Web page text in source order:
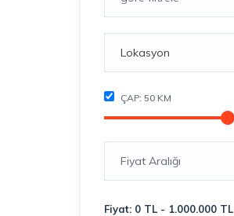
ÇAP: 50 KM
Fiyat Aralığı
Fiyat: 0 TL - 1.000.000 TL